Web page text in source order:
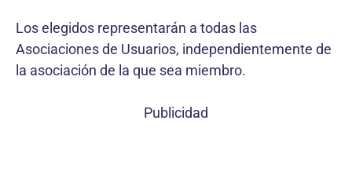
Los elegidos representarán a todas las
Asociaciones de Usuarios, independientemente de
la asociación de la que sea miembro.
Publicidad